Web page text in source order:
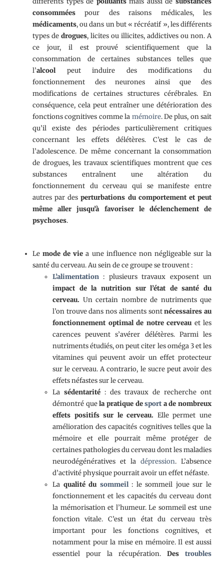
consommées pour des raisons médicales, les
médicaments, ou dans un but « récréatif », les différents
types de drogues, licites ou illicites, addictives ou non. A
ce jour, il est prouvé scientifiquement que la
consommation de certaines substances telles que
l’alcool peut induire des modifications du
fonctionnement des neurones ainsi que des
modifications de certaines structures cérébrales. En
conséquence, cela peut entraîner une détérioration des
fonctions cognitives comme la mémoire. De plus, on sait
qu’il existe des périodes particulièrement critiques
concernant les effets délétères. C’est le cas de
l’adolescence. De même concernant la consommation
de drogues, les travaux scientifiques montrent que ces
substances entraînent une altération du
fonctionnement du cerveau qui se manifeste entre
autres par desperturbations du comportement et peut
même aller jusqu’à favoriser le déclenchement de
psychoses.
Lemode de vie a une influence non négligeable sur la
santé du cerveau. Au sein de ce groupe se trouvent :
L’alimentation: plusieurs travaux exposent un
impact de la nutrition sur l’état de santé du
cerveau. Un certain nombre de nutriments que
l’on trouve dans nos aliments sontnécessaires au
fonctionnement optimal de notre cerveau et les
carences peuvent s’avérer délétères. Parmi les
nutriments étudiés, on peut citer les oméga 3 et les
vitamines qui peuvent avoir un effet protecteur
sur le cerveau. A contrario, le sucre peut avoir des
effets néfastes sur le cerveau.
La sédentarité : des travaux de recherche ont
démontré quela pratique desport a de nombreux
effets positifs sur le cerveau. Elle permet une
amélioration des capacités cognitives telles que la
mémoire et elle pourrait même protéger de
certaines pathologies du cerveau dont les maladies
neurodégénératives et la dépression. L’absence
d’activité physique pourrait avoir un effet néfaste.
La qualité du sommeil: le sommeil joue sur le
fonctionnement et les capacités du cerveau dont
la mémorisation et l’humeur. Le sommeil est une
fonction vitale. C’est un état du cerveau très
important pour les fonctions cognitives, et
notamment pour la mise en mémoire. Il est aussi
essentiel pour la récupération. Des troubles